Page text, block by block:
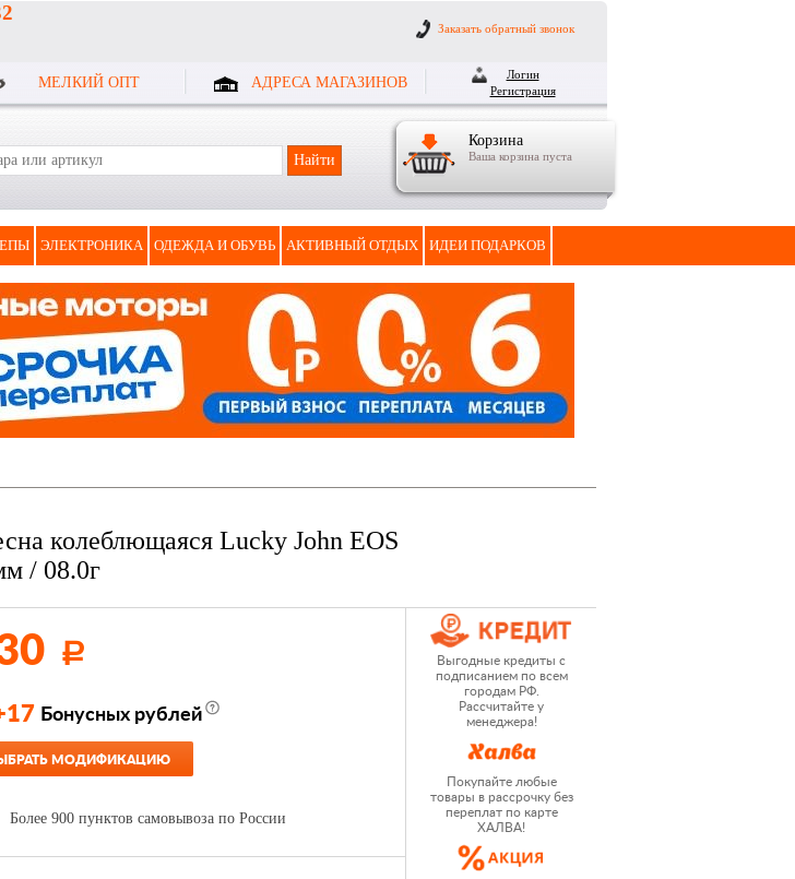
Заказать обратный звонок
МЕЛКИЙ ОПТ АДРЕСА МАГАЗИНОВ
Логин
Регистрация
Корзина
Ваша корзина пуста
ЭЛЕКТРОНИКА ОДЕЖДА И ОБУВЬ АКТИВНЫЙ ОТДЫХ ИДЕИ ПОДАРКОВ
колеблющаяся Lucky John EOS
/ 08.0г
Р
Бонусных рублей
МОДИФИКАЦИЮ
Более 900 пунктов самовывоза по России
Выгодные кредиты с
подписанием по всем
городам РФ.
Рассчитайте у
менеджера!
Покупайте любые
товары в рассрочку без
переплат по карте
ХАЛВА!